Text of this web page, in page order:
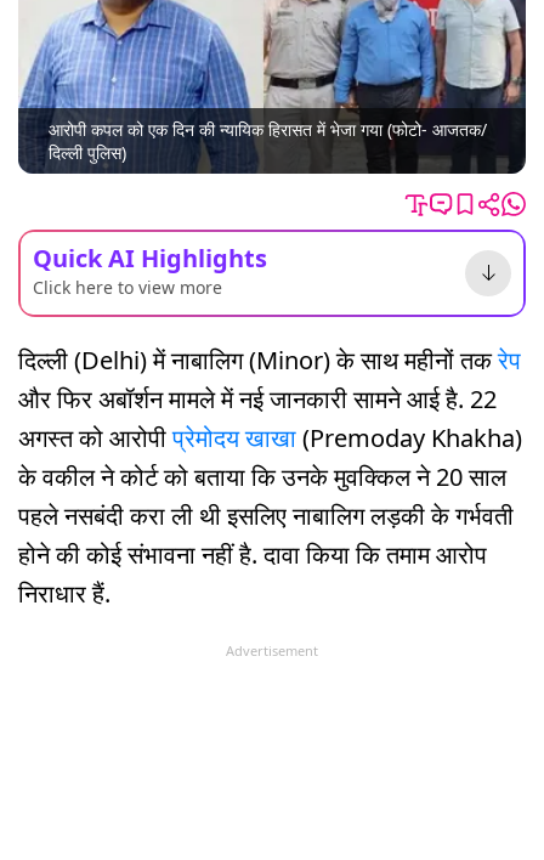
आरोपी कपल को एक दिन की न्यायिक हिरासत में भेजा गया (फोटो- आजतक/
दिल्ली पुलिस)
Quick AI Highlights
Click here to view more
दिल्ली (Delhi) में नाबालिग (Minor) के साथ महीनों तकरेप
और फिर अबॉर्शन मामले में नई जानकारी सामने आई है. 22
अगस्त को आरोपीप्रेमोदय खाखा(Premoday Khakha)
के वकील ने कोर्ट को बताया कि उनके मुवक्किल ने 20 साल
पहले नसबंदी करा ली थी इसलिए नाबालिग लड़की के गर्भवती
होने की कोई संभावना नहीं है. दावा किया कि तमाम आरोप
निराधार हैं.
Advertisement